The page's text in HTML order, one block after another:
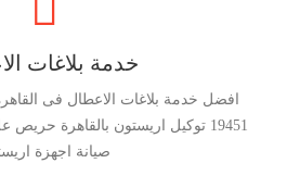
خدمة بلاغات
افضل خدمة بلاغات الاعطال فى
19451 توكيل اريستون بالقاهرة
صيانة اجهزة